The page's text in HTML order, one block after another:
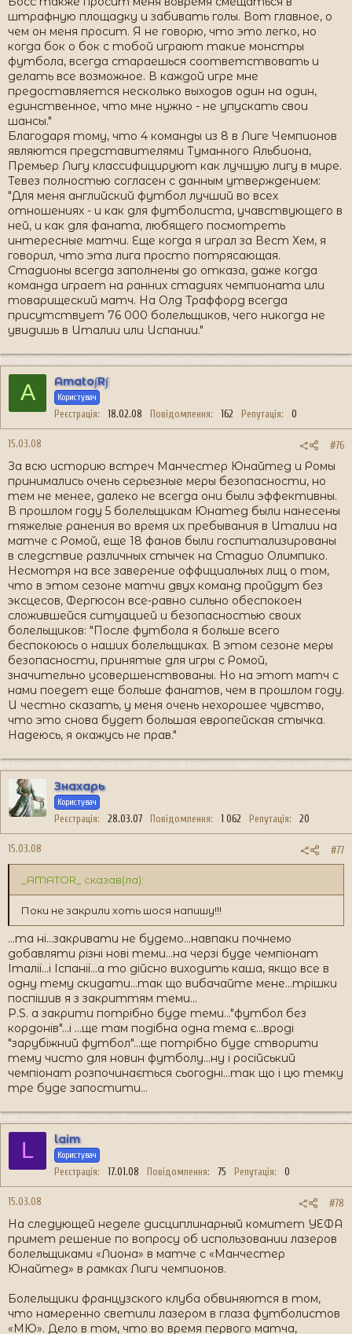
штрафную площадку и забивать голы. Вот главное, о
чем он меня просит. Я не говорю, что это легко, но
когда бок о бок с тобой играют такие монстры
футбола, всегда стараешься соответствовать и
делать все возможное. В каждой игре мне
предоставляется несколько выходов один на один,
единственное, что мне нужно - не упускать свои
шансы."
Благодаря тому, что 4 команды из 8 в Лиге Чемпионов
являются представителями Туманного Альбиона,
Премьер Лигу классифицируют как лучшую лигу в мире.
Тевез полностью согласен с данным утверждением:
"Для меня английский футбол лучший во всех
отношениях - и как для футболиста, учавствующего в
ней, и как для фаната, любящего посмотреть
интересные матчи. Еще когда я играл за Вест Хем, я
говорил, что эта лига просто потрясающая.
Стадионы всегда заполнены до отказа, даже когда
команда играет на ранних стадиях чемпионата или
товарищеский матч. На Олд Траффорд всегда
присутствует 76 000 болельщиков, чего никогда не
увидишь в Италии или Испании."
A Amato∫R∫
Користувач
Реєстрація 18.02.08 Повідомлення 162 Репутація 0
15.03.08 #76
За всю историю встреч Манчестер Юнайтед и Ромы
принимались очень серьезные меры безопасности, но
тем не менее, далеко не всегда они были эффективны.
В прошлом году 5 болельщикам Юнатед были нанесены
тяжелые ранения во время их пребывания в Италии на
матче с Ромой, еще 18 фанов были госпитализированы
в следствие различных стычек на Стадио Олимпико.
Несмотря на все заверение оффициальных лиц о том,
что в этом сезоне матчи двух команд пройдут без
эксцесов, Фергюсон все-равно сильно обеспокоен
сложившейся ситуацией и безопасностью своих
болельщиков: "После футбола я больше всего
беспокоюсь о наших болельщиках. В этом сезоне меры
безопасности, принятые для игры с Ромой,
значительно усовершенствованы. Но на этот матч с
нами поедет еще больше фанатов, чем в прошлом году.
И честно сказать, у меня очень нехорошее чувство,
что это снова будет большая европейская стычка.
Надеюсь, я окажусь не прав."
Знахарь
Користувач
Реєстрація 28.03.07 Повідомлення 1 062 Репутація 20
15.03.08 #77
_AMATOR_ сказав(ла):
Поки не закрили хоть шося напишу!!!
...та ні...закривати не будемо...навпаки почнемо
добавляти різні нові теми...на черзі буде чемпіонат
Італії...і Іспанії...а то дійсно виходить каша, якщо все в
одну тему скидати...так що вибачайте мене...трішки
поспішив я з закриттям теми...
P.S. а закрити потрібно буде теми..."футбол без
кордонів"...і ...ще там подібна одна тема є...вроді
"зарубіжний футбол"...ще потрібно буде створити
тему чисто для новин футболу...ну і російський
чемпіонат розпочинається сьогодні...так що і цю темку
тре буде запостити...
L laim
Користувач
Реєстрація 17.01.08 Повідомлення 75 Репутація 0
15.03.08 #78
На следующей неделе дисциплинарный комитет УЕФА
примет решение по вопросу об использовании лазеров
болельщиками «Лиона» в матче с «Манчестер
Юнайтед» в рамках Лиги чемпионов.
Болельщики французского клуба обвиняются в том,
что намеренно светили лазером в глаза футболистов
«МЮ». Дело в том, что во время первого матча,